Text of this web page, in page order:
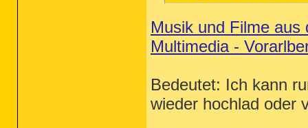
Musik und Filme
Multimedia -
Bedeutet: Ich kann
wieder hochlad oder